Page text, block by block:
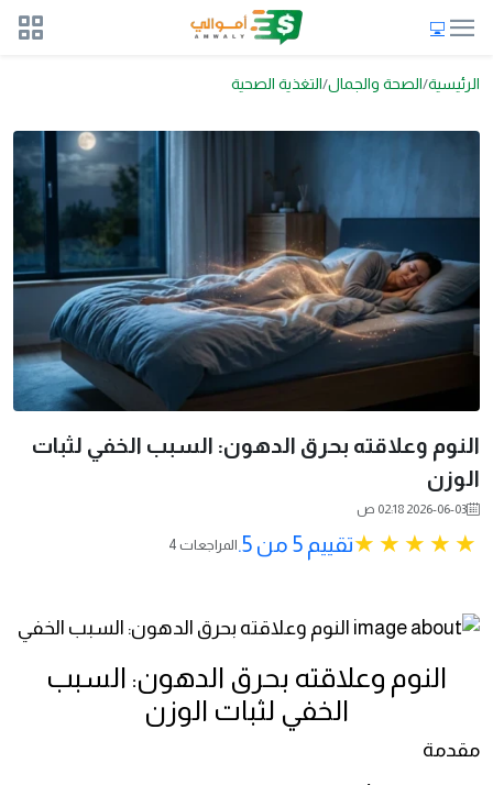
الرئيسية الصحة والجمال التغذية الصحية
النوم وعلاقته بحرق الدهون: السبب الخفي لثبات
الوزن
2026-06-03 02:18 ص
تقييم 5 من 5. 4 المراجعات
النوم وعلاقته بحرق الدهون: السبب
الخفي لثبات الوزن
مقدمة